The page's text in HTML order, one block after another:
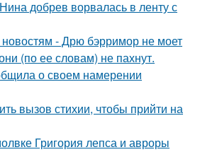
добрев ворвалась в ленту с
- Дрю бэрримор не моет
(по ее словам) не пахнут.
о своем намерении
вызов стихии, чтобы прийти на
Григория лепса и авроры